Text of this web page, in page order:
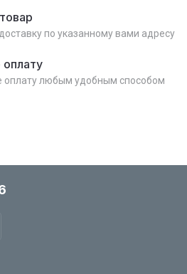
по указанному вами адресу
оплату любым удобным способом